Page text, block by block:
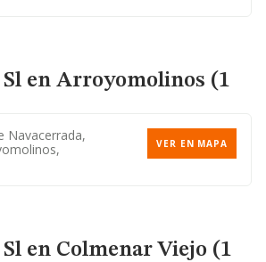
en Arroyomolinos (1
Navacerrada,
VER EN MAPA
en Colmenar Viejo (1